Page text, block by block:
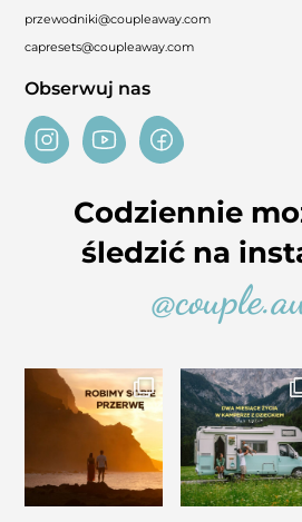
przewodniki@coupleaway.com
capresets@coupleaway.com
Obserwuj nas
Codziennie
śledzić na